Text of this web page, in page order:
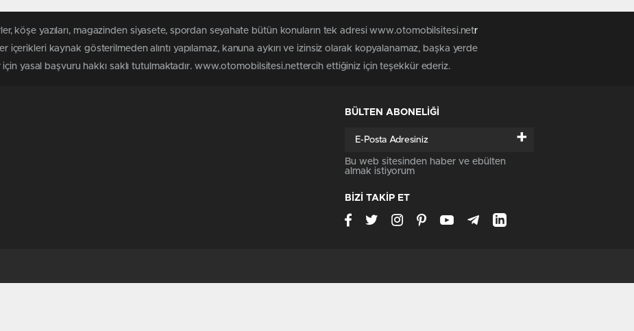
köşe yazıları, magazinden siyasete, spordan seyahate bütün konuların tek adresi www.otomobilsitesi.netr
kaynak gösterilmeden alıntı yapılamaz, kanuna aykırı ve izinsiz olarak kopyalanamaz, başka yerde
için yasal başvuru hakkı saklı tutulmaktadır. www.otomobilsitesi.nettercih ettiğiniz için teşekkür ederiz.
BÜLTEN ABONELİĞİ
+
Bu web sitesinden haber ve ebülten
almak istiyorum
BİZİ TAKİP ET